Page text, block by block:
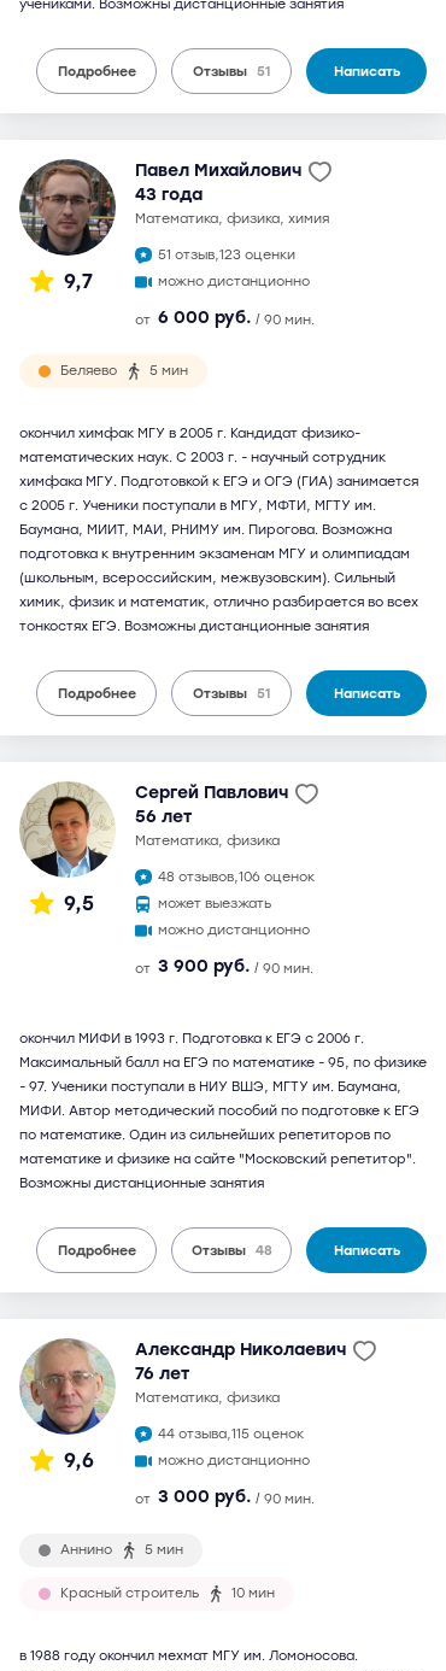
учениками. Возможны дистанционные занятия
Подробнее Отзывы 51 Написать
9,7
Павел Михайлович
43 года
математика, физика, химия
51 отзыв,123 оценки
можно дистанционно
от 6 000 руб. / 90 мин.
Беляево 5 мин
окончил химфак МГУ в 2005 г. Кандидат физико-
математических наук. С 2003 г. - научный сотрудник
химфака МГУ. Подготовкой к ЕГЭ и ОГЭ (ГИА) занимается
с 2005 г. Ученики поступали в МГУ, МФТИ, МГТУ им.
Баумана, МИИТ, МАИ, РНИМУ им. Пирогова. Возможна
подготовка к внутренним экзаменам МГУ и олимпиадам
(школьным, всероссийским, межвузовским). Сильный
химик, физик и математик, отлично разбирается во всех
тонкостях ЕГЭ. Возможны дистанционные занятия
Подробнее Отзывы 51 Написать
9,5
Сергей Павлович
56 лет
математика, физика
48 отзывов,106 оценок
может выезжать
можно дистанционно
от 3 900 руб. / 90 мин.
окончил МИФИ в 1993 г. Подготовка к ЕГЭ с 2006 г.
Максимальный балл на ЕГЭ по математике - 95, по физике
- 97. Ученики поступали в НИУ ВШЭ, МГТУ им. Баумана,
МИФИ. Автор методический пособий по подготовке к ЕГЭ
по математике. Один из сильнейших репетиторов по
математике и физике на сайте "Московский репетитор".
Возможны дистанционные занятия
Подробнее Отзывы 48 Написать
9,6
Александр Николаевич
76 лет
математика, физика
44 отзыва,115 оценок
можно дистанционно
от 3 000 руб. / 90 мин.
Аннино 5 мин
Красный строитель 10 мин
в 1988 году окончил мехмат МГУ им. Ломоносова.